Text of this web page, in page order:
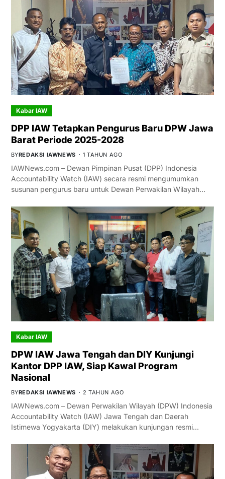
Kabar IAW
DPP IAW Tetapkan Pengurus Baru DPW Jawa
Barat Periode 2025-2028
BYREDAKSI IAWNEWS 1 TAHUN AGO
IAWNews.com – Dewan Pimpinan Pusat (DPP) Indonesia
Accountability Watch (IAW) secara resmi mengumumkan
susunan pengurus baru untuk Dewan Perwakilan Wilayah…
Kabar IAW
DPW IAW Jawa Tengah dan DIY Kunjungi
Kantor DPP IAW, Siap Kawal Program
Nasional
BYREDAKSI IAWNEWS 2 TAHUN AGO
IAWNews.com – Dewan Perwakilan Wilayah (DPW) Indonesia
Accountability Watch (IAW) Jawa Tengah dan Daerah
Istimewa Yogyakarta (DIY) melakukan kunjungan resmi…